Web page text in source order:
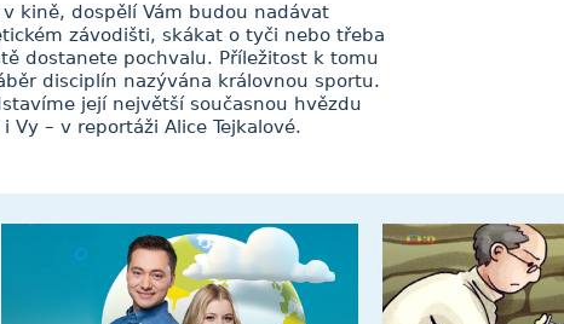
kině, dospělí Vám budou nadávat
závodišti, skákat o tyči nebo třeba
dostanete pochvalu. Příležitost k tomu
disciplín nazývána královnou sportu.
její největší současnou hvězdu
– v reportáži Alice Tejkalové.